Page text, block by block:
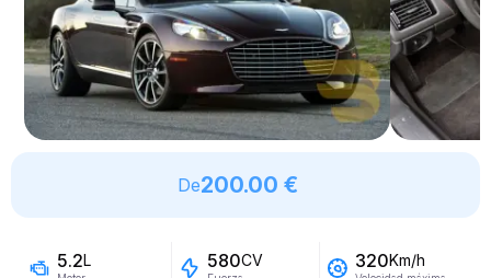
De200.00 €
5.2L 580CV 320Km/h